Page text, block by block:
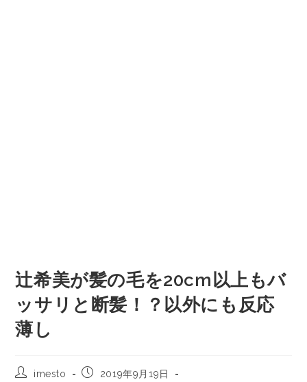
辻希美が髪の毛を20cm以上もバ
ッサリと断髪！？以外にも反応
薄し
imesto
2019年9月19日